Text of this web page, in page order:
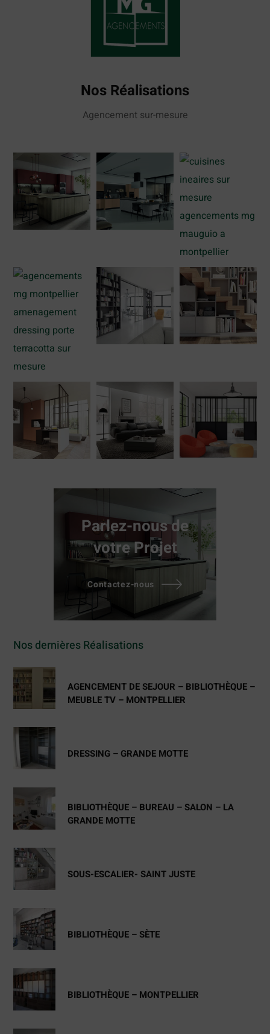
Nos Réalisations
Agencement sur-mesure
Parlez-nous de
votre Projet
Contactez-nous
Nos dernières Réalisations
AGENCEMENT DE SEJOUR – BIBLIOTHÈQUE –
MEUBLE TV – MONTPELLIER
DRESSING – GRANDE MOTTE
BIBLIOTHÈQUE – BUREAU – SALON – LA
GRANDE MOTTE
SOUS-ESCALIER- SAINT JUSTE
BIBLIOTHÈQUE – SÈTE
BIBLIOTHÈQUE – MONTPELLIER